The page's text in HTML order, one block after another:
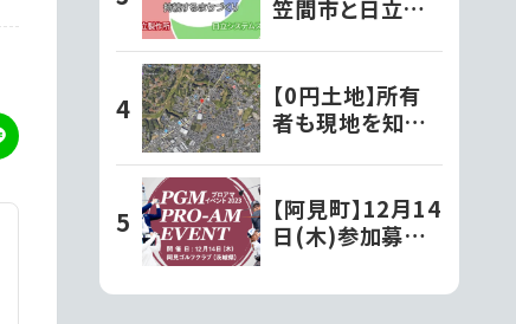
笠間市と日立お
ズが、デジタルを
活用した持続す
るまちづくりの実
現に向け連携協
定を締結!!第一
弾事業として移
動型の行政窓口
「動く市役所」が
【0円土地】所有
者も現地を知ら
て知った茨城の
「謎の土地」
【阿見町】12月14
日(木)参加募
ーシップ契約プ